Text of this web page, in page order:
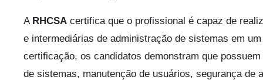
A RHCSA certifica que o profissional é capaz de
e intermediárias de administração de sistemas em
certificação, os candidatos demonstram que
de sistemas, manutenção de usuários, segurança de